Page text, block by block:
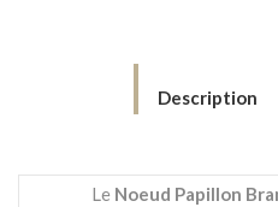
Description
Le Noeud Papillon